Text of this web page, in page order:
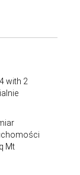
with 2
Mt